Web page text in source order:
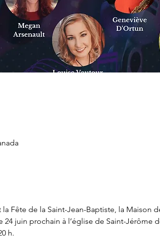
Fête de la Saint-Jean-Baptiste, la Maison
juin prochain à l’église de Saint-Jérôme
h.